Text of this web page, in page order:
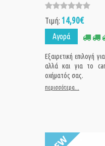
Τιμή: 14,90€
Αγορά
Εξαιρετική επιλογή
αλλά και για το
οχήματός σας.
περισσότερα...